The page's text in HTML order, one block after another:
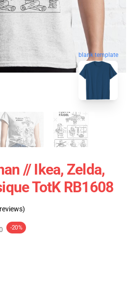
blank template
// Ikea, Zelda,
TotK RB1608
-20%